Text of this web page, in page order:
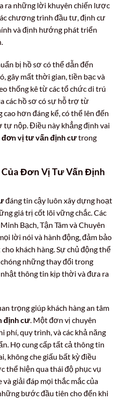
ra những lời khuyên chiến lược
chương trình đầu tư, định cư
và định hướng phát triển
bị hồ sơ có thể dẫn đến
gây mất thời gian, tiền bạc và
thống kê từ các tổ chức di trú
các hồ sơ có sự hỗ trợ từ
hơn đáng kể, có thể lên đến
tự nộp. Điều này khẳng định vai
đơn vị tư vấn định cưtrong
Đơn Vị Tư Vấn Định
đáng tin cậy luôn xây dựng hoạt
giá trị cốt lõi vững chắc. Các
Bạch, Tận Tâm và Chuyên
lời nói và hành động, đảm bảo
khách hàng. Sự chủ động thể
những thay đổi trong
thông tin kịp thời và đưa ra
trọng giúp khách hàng an tâm
định cư. Một đơn vị chuyên
phí, quy trình, và các khả năng
Họ cung cấp tất cả thông tin
không che giấu bất kỳ điều
thể hiện qua thái độ phục vụ
và giải đáp mọi thắc mắc của
bước đầu tiên cho đến khi